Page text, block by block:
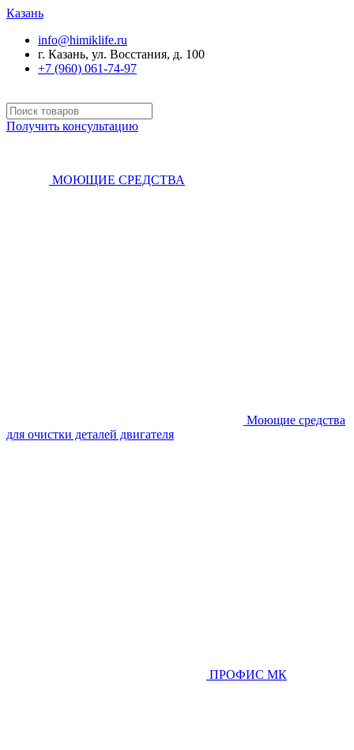
Казань
info@himiklife.ru
г. Казань, ул. Восстания, д. 100
+7 (960) 061-74-97
Получить консультацию
МОЮЩИЕ СРЕДСТВА
Моющие средства
для очистки деталей двигателя
ПРОФИС МК